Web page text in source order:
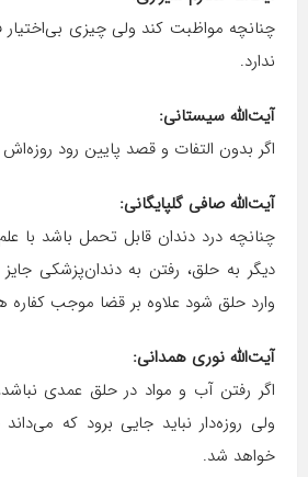
چنانچه مواظبت کند ولی چیزی بی‌اختیار
ندارد.
آیت‌الله سیستانی:
اگر بدون التفات و قصد پایین رود
آیت‌الله صافی گلپایگانی:
چنانچه درد دندان قابل تحمل باشد با
دیگر به حلق، رفتن به دندان‌پزشکی
وارد حلق شود علاوه بر قضا موجب کفاره
آیت‌الله نوری همدانی:
اگر رفتن آب و مواد در حلق عمدی
ولی روزه‌دار نباید جایی برود که
خواهد شد.